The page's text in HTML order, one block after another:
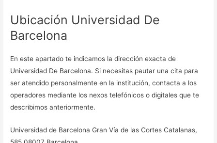
Ubicación Universidad De
Barcelona
En este apartado te indicamos la dirección exacta de
Universidad De Barcelona. Si necesitas pautar una cita para
ser atendido personalmente en la institución, contacta a los
operadores mediante los nexos telefónicos o digitales que te
describimos anteriormente.
Universidad de Barcelona Gran Vía de las Cortes Catalanas,